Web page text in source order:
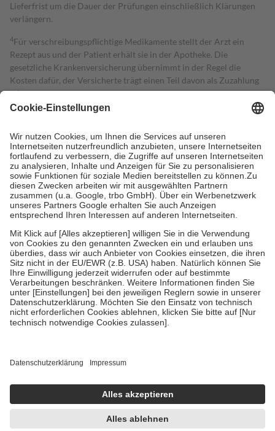
Lieferfrist um die Dauer der Prüfungen einschließlich Klärungen
verlängern.
4Für verschreibungspflichtige Medikamente stellt der Arzt ein
Rezept aus und der Patient erhält sie in der Apotheke. Die
gesetzliche Krankenversicherung übernimmt in der Regel die
Kosten dafür, der Versicherte trägt einen Teil davon als Zuzahlung
mit.
Grundsätzlich leisten Mitglieder Zuzahlungen in Höhe von zehn
höchstens zehn Euro.
Es sind jedoch nie mehr als die tatsächlichen
Kosten der Leistung zu entrichten.
Diese Regeln gelten grundsätzlich auch für Online-Apotheken.
Bei Heilmitteln und häuslicher Krankenpflege beträgt die
Zuzahlung zehn Prozent der Kosten sowie zehn Euro je
Verordnung.
Um das Engagement der Versicherten für ihre eigene Gesundheit zu
stärken und die besondere Stellung der Familie zu unterstützen,
fallenkeine Zuzahlungenan bei:
• Kindern und Jugendlichen bis zum vollendeten 18. Lebensjahr
mit Ausnahme der Fahrkosten
• Untersuchungen zur Vorsorge und Früherkennung, die von der
GKV getragen werden
• empfohlenen Schutzimpfungen
• Harn- und Blutteststreifen
getroffen, um sicherzustellen, dass es sich um echte Bewertungen
https://help.etrusted.com/hc/de/articles/4419944605341
Einige Bilder und Inhalte wurden unter Zuhilfenahme künstlicher